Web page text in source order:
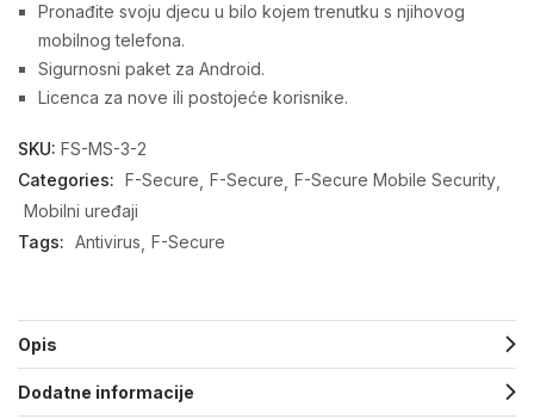
Pronađite svoju djecu u bilo kojem trenutku s njihovog
mobilnog telefona.
Sigurnosni paket za Android.
Licenca za nove ili postojeće korisnike.
SKU: FS-MS-3-2
Categories: F-Secure F-Secure F-Secure Mobile Security
Mobilni uređaji
Tags: Antivirus F-Secure
Opis
Dodatne informacije